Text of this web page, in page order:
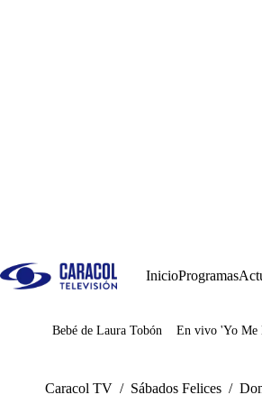
InicioProgramas
Juegos
Bebé de Laura Tobón En vivo 'Yo Me
Caracol TV / Sábados Felices /